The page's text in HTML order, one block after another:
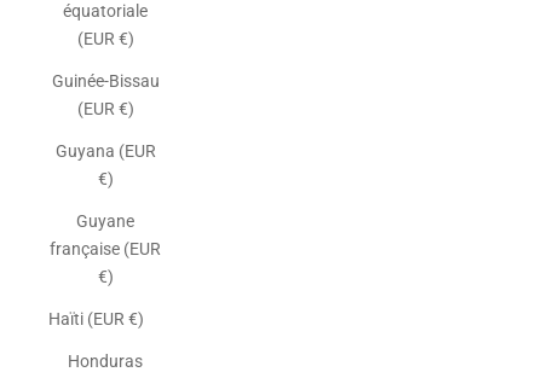
équatoriale
(EUR €)
Guinée-Bissau
(EUR €)
Guyana (EUR
€)
Guyane
française (EUR
€)
Haïti (EUR €)
Honduras